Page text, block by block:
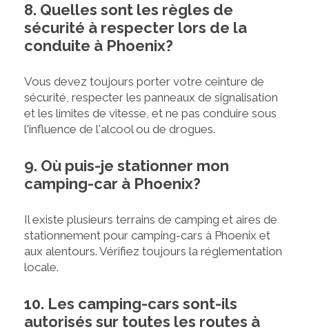
8. Quelles sont les règles de
sécurité à respecter lors de la
conduite à Phoenix?
Vous devez toujours porter votre ceinture de
sécurité, respecter les panneaux de signalisation
et les limites de vitesse, et ne pas conduire sous
l'influence de l'alcool ou de drogues.
9. Où puis-je stationner mon
camping-car à Phoenix?
Il existe plusieurs terrains de camping et aires de
stationnement pour camping-cars à Phoenix et
aux alentours. Vérifiez toujours la réglementation
locale.
10. Les camping-cars sont-ils
autorisés sur toutes les routes à